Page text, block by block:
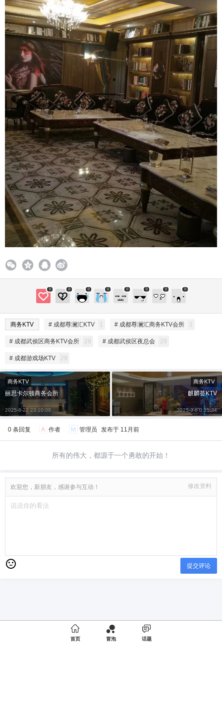
0 0 0 0 0 0 0 0
商务KTV # 成都尊澜汇KTV 1 # 成都尊澜汇商务KTV会所 1
# 成都武侯区商务KTV会所 29 # 成都武侯区夜总会 29
# 成都游戏场KTV 29
商务KTV
丽思卡尔顿商务会所
2025-8-22 23:10:08
商务KTV
麒麟荟KTV
2025-9-6 0:35:24
0 条回复 A 作者 M 管理员 发布于 11月前
所有的伟大，都源于一个勇敢的开始！
欢迎您，新朋友，感谢参与互动！ 修改资料
提交评论

首页 冒泡 话题